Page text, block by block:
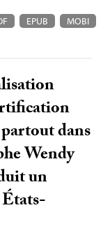
EPUB MOBI
dans
Wendy
un